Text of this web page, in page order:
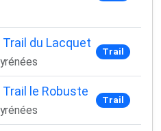
du Lacquet
Trail
le Robuste
Trail